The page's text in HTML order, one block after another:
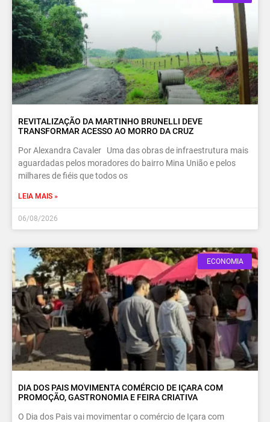
REVITALIZAÇÃO DA MARTINHO BRUNELLI DEVE
TRANSFORMAR ACESSO AO MORRO DA CRUZ
Por Alexandra Cavaler Uma das obras de infraestrutura mais
aguardadas pelos moradores do bairro Mina União e pelos
milhares de fiéis que todos os
LEIA MAIS »
06/08/2026
ECONOMIA
DIA DOS PAIS MOVIMENTA COMÉRCIO DE IÇARA COM
PROMOÇÃO, GASTRONOMIA E FEIRA CRIATIVA
O Dia dos Pais vai movimentar o comércio de Içara com